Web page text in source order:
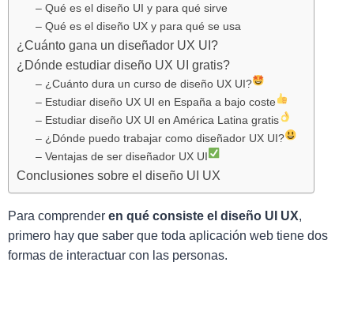
– Qué es el diseño UI y para qué sirve
– Qué es el diseño UX y para qué se usa
¿Cuánto gana un diseñador UX UI?
¿Dónde estudiar diseño UX UI gratis?
– ¿Cuánto dura un curso de diseño UX UI?
– Estudiar diseño UX UI en España a bajo coste
– Estudiar diseño UX UI en América Latina gratis
– ¿Dónde puedo trabajar como diseñador UX UI?
– Ventajas de ser diseñador UX UI
Conclusiones sobre el diseño UI UX
Para comprender en qué consiste el diseño UI UX,
primero hay que saber que toda aplicación web tiene dos
formas de interactuar con las personas.